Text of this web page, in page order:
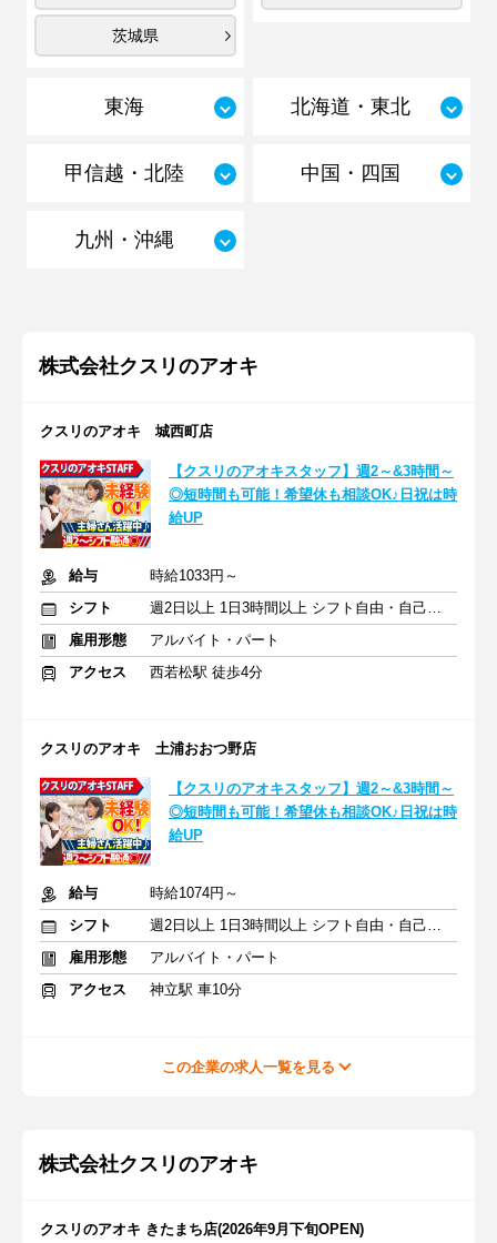
茨城県
東海 北海道・東北
甲信越・北陸 中国・四国
九州・沖縄
株式会社クスリのアオキ
クスリのアオキ 城西町店
【クスリのアオキスタッフ】週2～&3時間～
◎短時間も可能！希望休も相談OK♪日祝は時
給UP
給与
時給1033円～
シフト
週2日以上 1日3時間以上 シフト自由・自己申告
雇用形態
アルバイト・パート
アクセス
西若松駅 徒歩4分
クスリのアオキ 土浦おおつ野店
【クスリのアオキスタッフ】週2～&3時間～
◎短時間も可能！希望休も相談OK♪日祝は時
給UP
給与
時給1074円～
シフト
週2日以上 1日3時間以上 シフト自由・自己申告
雇用形態
アルバイト・パート
アクセス
神立駅 車10分
この企業の求人一覧を見る
株式会社クスリのアオキ
クスリのアオキ きたまち店(2026年9月下旬OPEN)